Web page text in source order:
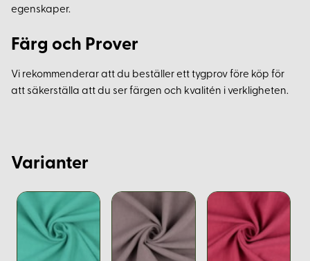
egenskaper.
Färg och Prover
Vi rekommenderar att du beställer ett tygprov före köp för
att säkerställa att du ser färgen och kvalitén i verkligheten.
Varianter